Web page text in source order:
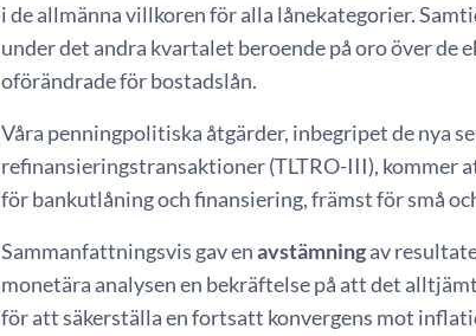
i de allmänna villkoren för alla lånekategorier.
under det andra kvartalet beroende på oro över
oförändrade för bostadslån.
Våra penningpolitiska åtgärder, inbegripet de nya
refinansieringstransaktioner (TLTRO-III),
för bankutlåning och finansiering, främst för små
Sammanfattningsvis gav enavstämningav
monetära analysen en bekräftelse på att det
för att säkerställa en fortsatt konvergens mot